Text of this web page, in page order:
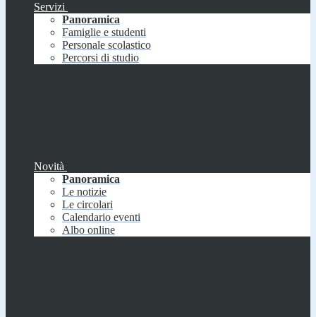
Servizi
Panoramica
Famiglie e studenti
Personale scolastico
Percorsi di studio
Novità
Panoramica
Le notizie
Le circolari
Calendario eventi
Albo online